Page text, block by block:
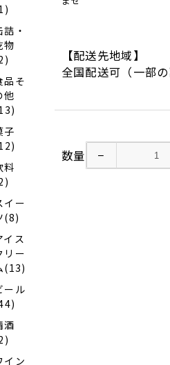
詰・
物
品そ
他
子
料
イー
(8)
イス
リー
(13)
ール
酒
イン
【配送先地域】
全国配送可（一部の
数量 −